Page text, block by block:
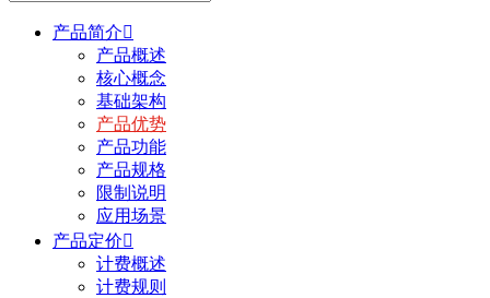
产品简介
产品概述
核心概念
基础架构
产品优势
产品功能
产品规格
限制说明
应用场景
产品定价
计费概述
计费规则